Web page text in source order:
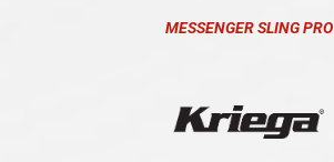
MESSENGER SLING PRO